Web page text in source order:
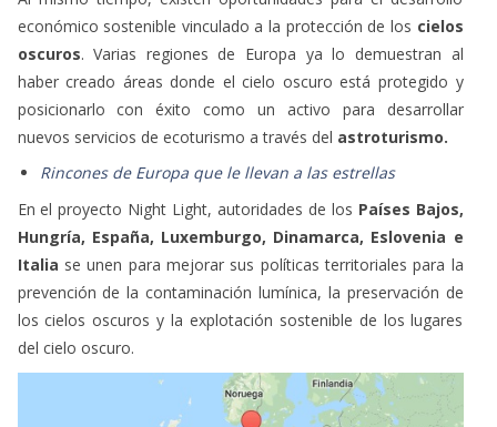
. Varias regiones de Europa ya lo demuestran al
haber creado áreas donde el cielo oscuro está protegido y
posicionarlo con éxito como un activo para desarrollar
astroturismo.
Rincones de Europa que le llevan a las estrellas
En el proyecto Night Light, autoridades de losPaíses Bajos,
Italiase unen para mejorar sus políticas territoriales para la
prevención de la contaminación lumínica, la preservación de
los cielos oscuros y la explotación sostenible de los lugares
del cielo oscuro.